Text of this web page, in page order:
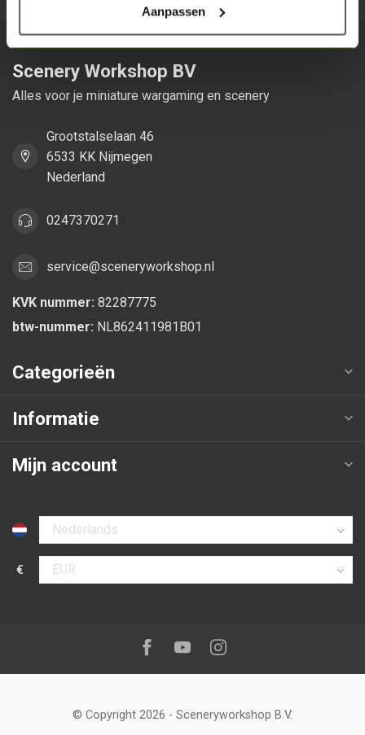
Aanpassen
Scenery Workshop BV
Alles voor je miniature wargaming en scenery
Grootstalselaan 46
6533 KK Nijmegen
Nederland
0247370271
service@sceneryworkshop.nl
KVK nummer: 82287775
btw-nummer: NL862411981B01
Categorieën
Informatie
Mijn account
Selecteer taal
€
Selecteer valuta
Volg ons op:Facebook
YoutubeInstagram
© Copyright 2026 - Sceneryworkshop B.V.